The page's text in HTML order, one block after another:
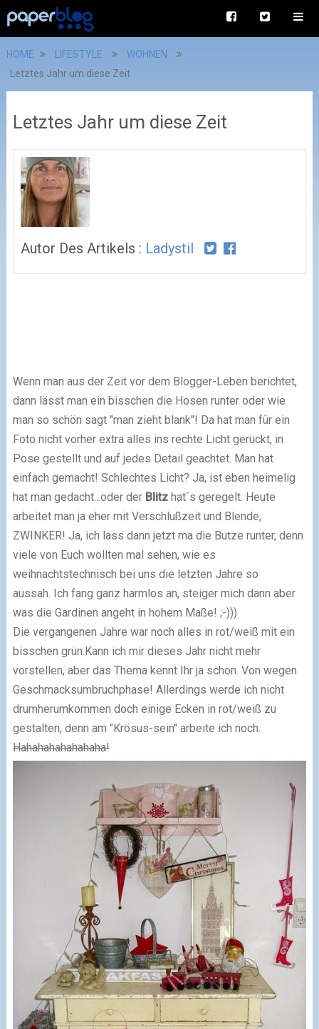
HOME LIFESTYLE
WOHNEN
Letztes Jahr um diese Zeit
Letztes Jahr um diese Zeit
Autor Des Artikels : Ladystil
Wenn man aus der Zeit vor dem Blogger-Leben berichtet,
dann lässt man ein bisschen die Hosen runter oder wie
man so schön sagt "man zieht blank"! Da hat man für ein
Foto nicht vorher extra alles ins rechte Licht gerückt, in
Pose gestellt und auf jedes Detail geachtet. Man hat
einfach gemacht! Schlechtes Licht? Ja, ist eben heimelig
hat man gedacht...oder der Blitzhat´s geregelt. Heute
arbeitet man ja eher mit Verschlußzeit und Blende,
ZWINKER! Ja, ich lass dann jetzt ma die Butze runter, denn
viele von Euch wollten mal sehen, wie es
weihnachtstechnisch bei uns die letzten Jahre so
aussah. Ich fang ganz harmlos an, steiger mich dann aber
was die Gardinen angeht in hohem Maße! ;-)))
Die vergangenen Jahre war noch alles in rot/weiß mit ein
bisschen grün.Kann ich mir dieses Jahr nicht mehr
vorstellen, aber das Thema kennt Ihr ja schon. Von wegen
Geschmacksumbruchphase! Allerdings werde ich nicht
drumherumkommen doch einige Ecken in rot/weiß zu
gestalten, denn am "Krösus-sein" arbeite ich noch.
Hahahahahahahaha!